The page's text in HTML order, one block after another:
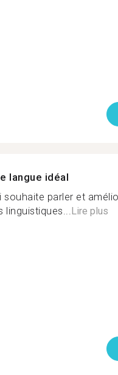
langue idéal
souhaite parler et
linguistiques...Lire plus